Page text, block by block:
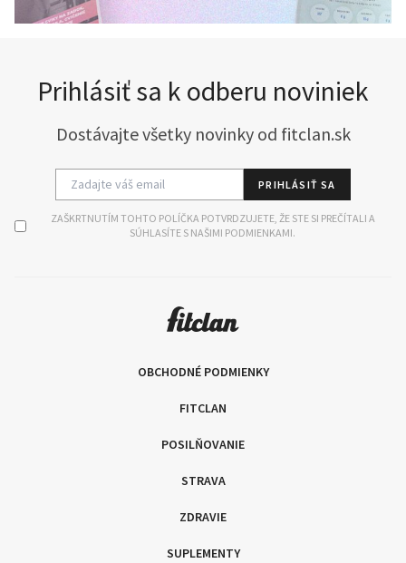
Prihlásiť sa k odberu noviniek
Dostávajte všetky novinky od fitclan.sk
PRIHLÁSIŤ SA
ZAŠKRTNUTÍM TOHTO POLÍČKA POTVRDZUJETE, ŽE STE SI PREČÍTALI A
SÚHLASÍTE S NAŠIMI PODMIENKAMI.
OBCHODNÉ PODMIENKY
FITCLAN
POSILŇOVANIE
STRAVA
ZDRAVIE
SUPLEMENTY